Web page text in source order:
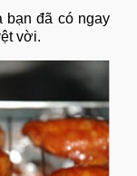
bạn đã có ngay
vời.